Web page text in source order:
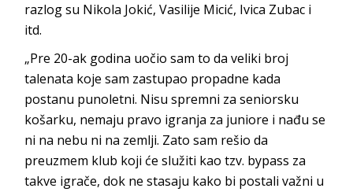
razlog su Nikola Jokić, Vasilije Micić, Ivica Zubac i
itd.
„Pre 20-ak godina uočio sam to da veliki broj
talenata koje sam zastupao propadne kada
postanu punoletni. Nisu spremni za seniorsku
košarku, nemaju pravo igranja za juniore i nađu se
ni na nebu ni na zemlji. Zato sam rešio da
preuzmem klub koji će služiti kao tzv. bypass za
takve igrače, dok ne stasaju kako bi postali važni u